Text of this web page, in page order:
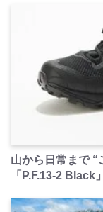
山から日常まで “
「P.F.13-2 Black